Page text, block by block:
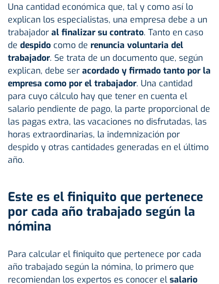
Una cantidad económica que, tal y como así lo
explican los especialistas, una empresa debe a un
trabajador al finalizar su contrato. Tanto en caso
de despido como de renuncia voluntaria del
trabajador. Se trata de un documento que, según
explican, debe ser acordado y firmado tanto por la
empresa como por el trabajador. Una cantidad
para cuyo cálculo hay que tener en cuenta el
salario pendiente de pago, la parte proporcional de
las pagas extra, las vacaciones no disfrutadas, las
horas extraordinarias, la indemnización por
despido y otras cantidades generadas en el último
año.
Este es el finiquito que pertenece
por cada año trabajado según la
nómina
Para calcular el finiquito que pertenece por cada
año trabajado según la nómina, lo primero que
recomiendan los expertos es conocer el salario